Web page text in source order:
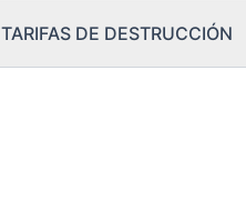
TARIFAS DE DESTRUCCIÓN